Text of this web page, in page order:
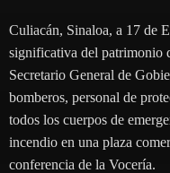
Culiacán, Sinaloa, a 17 de
significativa del patrimonio
Secretario General de
bomberos, personal de
todos los cuerpos de
incendio en una plaza
conferencia de la Vocería.